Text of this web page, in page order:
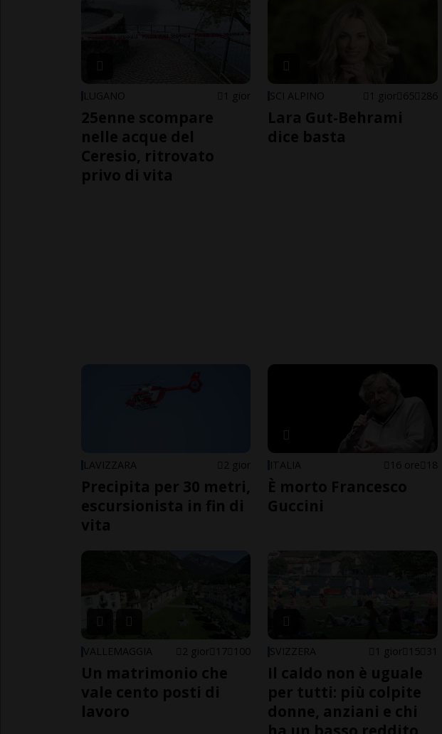
LUGANO 1 gior
25enne scompare
nelle acque del
Ceresio, ritrovato
privo di vita
SCI ALPINO 1 gior 65 286
Lara Gut-Behrami
dice basta
LAVIZZARA 2 gior
Precipita per 30 metri,
escursionista in fin di
vita
ITALIA 16 ore 18
È morto Francesco
Guccini
VALLEMAGGIA 2 gior 17 100
Un matrimonio che
vale cento posti di
lavoro
SVIZZERA 1 gior 15 31
Il caldo non è uguale
per tutti: più colpite
donne, anziani e chi